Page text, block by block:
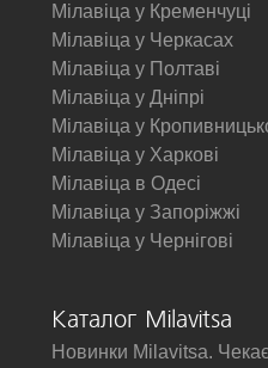
Мілавіца у Кременчуці
Мілавіца у Черкасах
Мілавіца у Полтаві
Мілавіца у Дніпрі
Мілавіца у
Мілавіца у Харкові
Мілавіца в Одесі
Мілавіца у Запоріжжі
Мілавіца у Чернігові
Каталог Milavitsa
Новинки Milavitsa.